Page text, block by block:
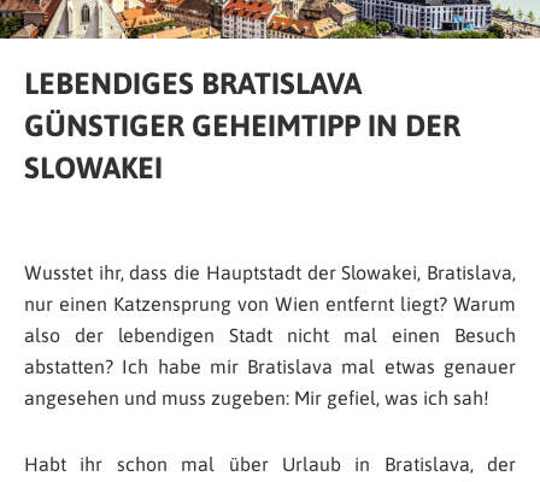
LEBENDIGES BRATISLAVA
GÜNSTIGER GEHEIMTIPP IN DER
SLOWAKEI
Wusstet ihr, dass die Hauptstadt der Slowakei, Bratislava,
nur einen Katzensprung von Wien entfernt liegt? Warum
also der lebendigen Stadt nicht mal einen Besuch
abstatten? Ich habe mir Bratislava mal etwas genauer
angesehen und muss zugeben: Mir gefiel, was ich sah!
Habt ihr schon mal über Urlaub in Bratislava, der